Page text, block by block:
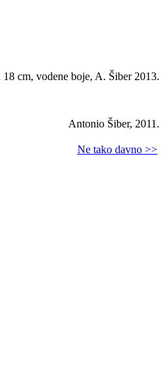
18 cm, vodene boje, A. Šiber 2013.
Antonio Šiber, 2011.
Ne tako davno >>